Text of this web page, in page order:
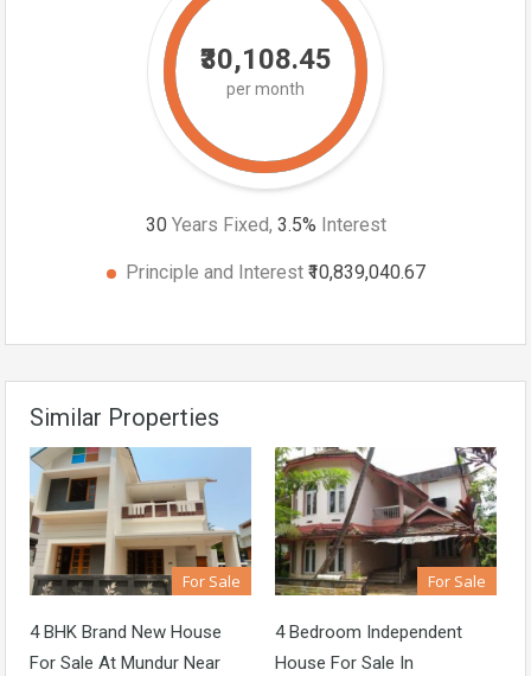
₹30,108.45
per month
30 Years Fixed, 3.5% Interest
Principle and Interest ₹10,839,040.67
Similar Properties
For Sale
4 BHK Brand New House
For Sale At Mundur Near
For Sale
4 Bedroom Independent
House For Sale In